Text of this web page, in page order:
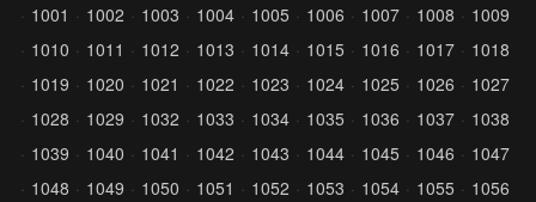
1001
1002 1003 1004 1005 1006 1007 1008
1009
1010
1011 1012 1013 1014 1015 1016 1017
1018
1019
1020 1021 1022 1023 1024 1025 1026
1027
1028
1029 1032 1033 1034 1035 1036 1037
1038
1039
1040 1041 1042 1043 1044 1045 1046
1047
1048
1049 1050 1051 1052 1053 1054 1055
1056